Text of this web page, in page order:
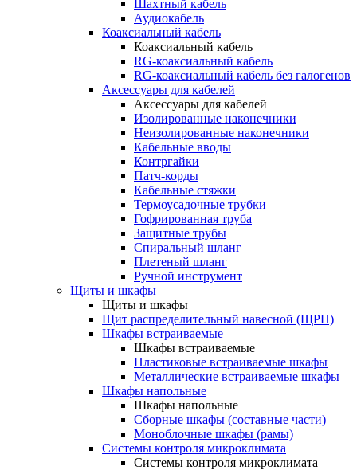
Шахтный кабель
Аудиокабель
Коаксиальный кабель
Коаксиальный кабель
RG-коаксиальный кабель
RG-коаксиальный кабель без галогенов
Аксессуары для кабелей
Аксессуары для кабелей
Изолированные наконечники
Неизолированные наконечники
Кабельные вводы
Контргайки
Патч-корды
Кабельные стяжки
Термоусадочные трубки
Гофрированная труба
Защитные трубы
Спиральный шланг
Плетеный шланг
Ручной инструмент
Щиты и шкафы
Щиты и шкафы
Щит распределительный навесной (ЩРН)
Шкафы встраиваемые
Шкафы встраиваемые
Пластиковые встраиваемые шкафы
Металлические встраиваемые шкафы
Шкафы напольные
Шкафы напольные
Сборные шкафы (составные части)
Моноблочные шкафы (рамы)
Системы контроля микроклимата
Системы контроля микроклимата